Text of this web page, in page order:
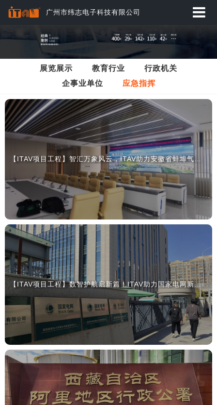
广州市纬志电子科技有限公司
首页
应用方案
动态资讯
经典案例
关于纬志
服务与下载
展览展示 教育行业
行政机关
企事业单位
应急指挥
【ITAV项目工程】智汇万象风云，ITAV助力安徽省蚌埠气象局擘画数字新图景
【ITAV项目工程】数智护航启新篇！ITAV助力国家电网新疆电力调度控制中心打造智能应急指挥调度应用系统